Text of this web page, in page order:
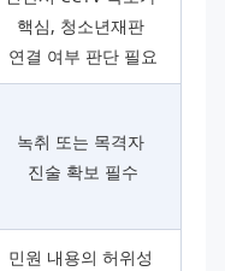
핵심, 청소년재판
연결 여부 판단 필요
녹취 또는 목격자
진술 확보 필수
민원 내용의 허위성